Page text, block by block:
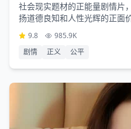
社会现实题材的正能量剧情片
扬道德良知和人性光辉的正面
9.8 985.9K
剧情
正义 公平